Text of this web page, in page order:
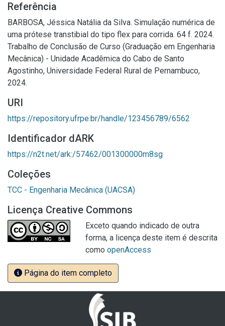
Referência
BARBOSA, Jéssica Natália da Silva. Simulação numérica de
uma prótese transtibial do tipo flex para corrida. 64 f. 2024.
Trabalho de Conclusão de Curso (Graduação em Engenharia
Mecânica) - Unidade Acadêmica do Cabo de Santo
Agostinho, Universidade Federal Rural de Pernambuco,
2024.
URI
https://repository.ufrpe.br/handle/123456789/6562
Identificador dARK
https://n2t.net/ark:/57462/001300000m8sg
Coleções
TCC - Engenharia Mecânica (UACSA)
Licença Creative Commons
Exceto quando indicado de outra
forma, a licença deste item é descrita
como openAccess
Página do item completo